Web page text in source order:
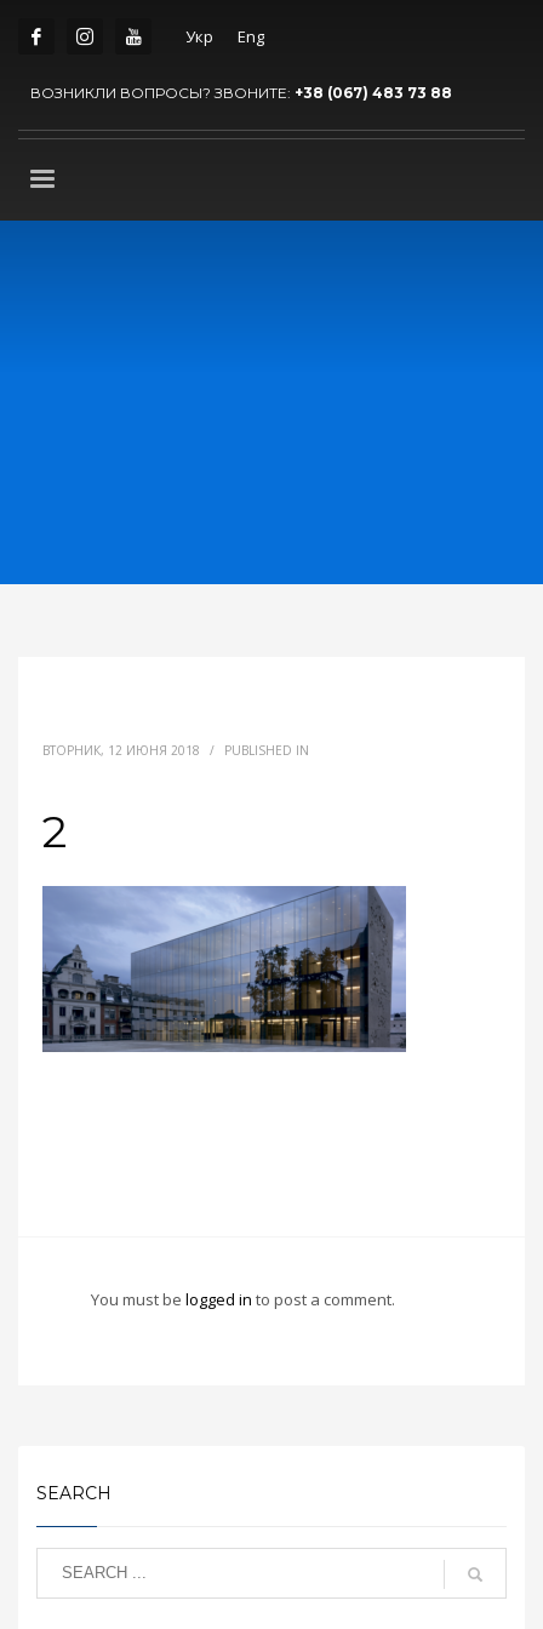
Укр Eng
ВОЗНИКЛИ ВОПРОСЫ? ЗВОНИТЕ: +38 (067) 483 73 88
ВТОРНИК, 12 ИЮНЯ 2018 / PUBLISHED IN
2
You must be logged in to post a comment.
SEARCH